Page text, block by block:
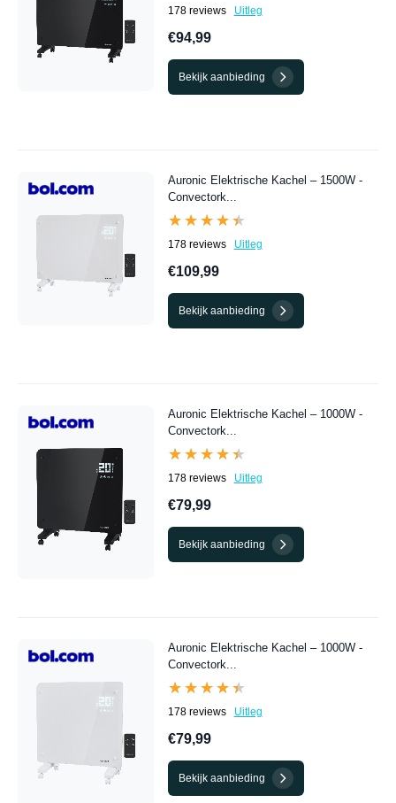
178 reviews Uitleg
€94,99
Bekijk aanbieding
Auronic Elektrische Kachel – 1500W -
Convectork...
★★★★★
★★★★★
178 reviews Uitleg
€109,99
Bekijk aanbieding
Auronic Elektrische Kachel – 1000W -
Convectork...
★★★★★
★★★★★
178 reviews Uitleg
€79,99
Bekijk aanbieding
Auronic Elektrische Kachel – 1000W -
Convectork...
★★★★★
★★★★★
178 reviews Uitleg
€79,99
Bekijk aanbieding